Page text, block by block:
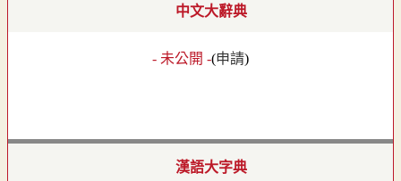
中文大辭典
- 未公開 -(申請)
漢語大字典